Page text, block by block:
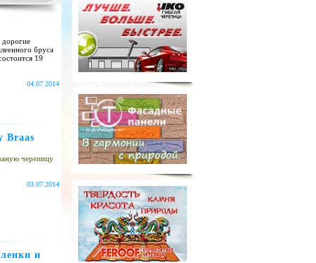
бруса
19
04.07.2014
Braas
черепицу
03.07.2014
и